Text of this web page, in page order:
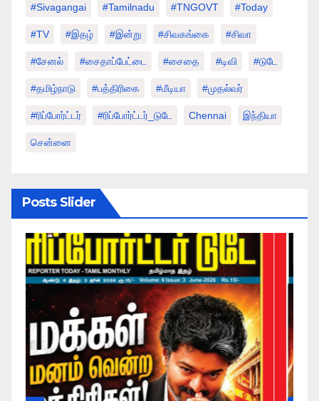
#sivagangai #tamilnadu #TNGOVT #today
#TV #இதழ் #இன்று #சிவகங்கை #சிவா
#சேனல் #சைதாப்பேட்டை #சைதை #டிவி #டுடே
#தமிழ்நாடு #பத்திரிகை #மீடியா #முதல்வர்
#ரிப்போர்ட்டர் #ரிப்போர்ட்டர்_டுடே Chennai இந்தியா
சென்னை
Posts Slider